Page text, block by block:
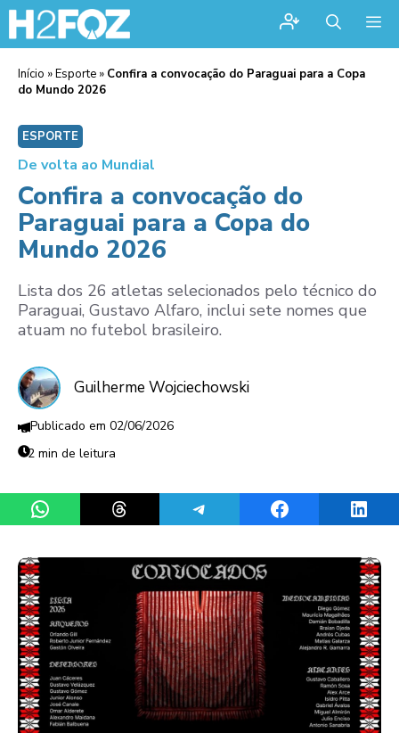
Início »Esporte » Confira a convocação do Paraguai para a Copa
do Mundo 2026
ESPORTE
De volta ao Mundial
Confira a convocação do
Paraguai para a Copa do
Mundo 2026
Lista dos 26 atletas selecionados pelo técnico do
Paraguai, Gustavo Alfaro, inclui sete nomes que
atuam no futebol brasileiro.
Guilherme Wojciechowski
02/06/2026
2 min de leitura
Share on WhatsAppShare on ThreadsShare on TelegramShare on Facebook